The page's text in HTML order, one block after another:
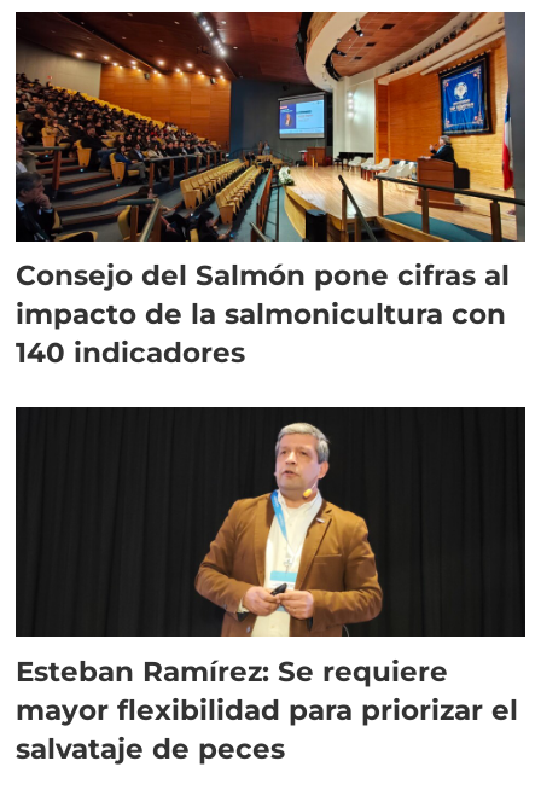
Consejo del Salmón pone cifras al
impacto de la salmonicultura con
140 indicadores
Esteban Ramírez: Se requiere
mayor flexibilidad para priorizar el
salvataje de peces